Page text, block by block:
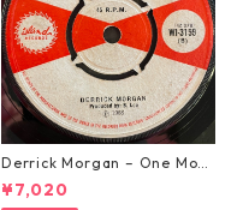
Derrick Morgan – One Morn
ing In May【7-21653】
¥7,020